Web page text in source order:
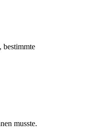
bestimmte
musste.